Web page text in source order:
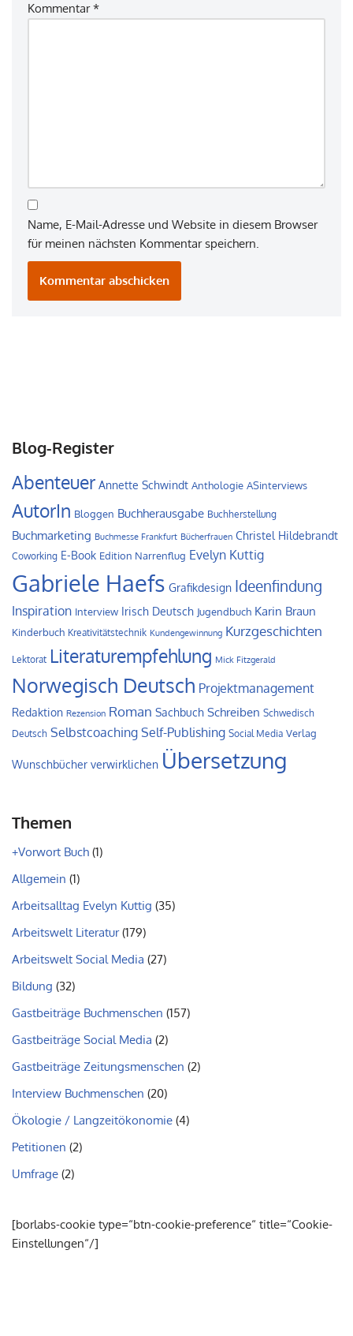
Kommentar*
Name, E-Mail-Adresse und Website in diesem Browser
für meinen nächsten Kommentar speichern.
Blog-Register
Abenteuer Annette Schwindt Anthologie ASinterviews
AutorIn Bloggen Buchherausgabe Buchherstellung
Buchmarketing Buchmesse Frankfurt Bücherfrauen Christel Hildebrandt
Coworking E-Book Edition Narrenflug Evelyn Kuttig
Gabriele Haefs Grafikdesign Ideenfindung
Inspiration Interview Irisch Deutsch Jugendbuch Karin Braun
Kinderbuch Kreativitätstechnik Kundengewinnung Kurzgeschichten
Lektorat Literaturempfehlung Mick Fitzgerald
Norwegisch Deutsch Projektmanagement
Redaktion Rezension Roman Sachbuch Schreiben Schwedisch
Deutsch Selbstcoaching Self-Publishing Social Media Verlag
Wunschbücher verwirklichen Übersetzung
Themen
+Vorwort Buch (1)
Allgemein (1)
Arbeitsalltag Evelyn Kuttig (35)
Arbeitswelt Literatur(179)
Arbeitswelt Social Media (27)
Bildung (32)
Gastbeiträge Buchmenschen (157)
Gastbeiträge Social Media (2)
Gastbeiträge Zeitungsmenschen (2)
Interview Buchmenschen (20)
Ökologie / Langzeitökonomie (4)
Petitionen (2)
Umfrage (2)
[borlabs-cookie type=“btn-cookie-preference“ title=“Cookie-
Einstellungen“/]